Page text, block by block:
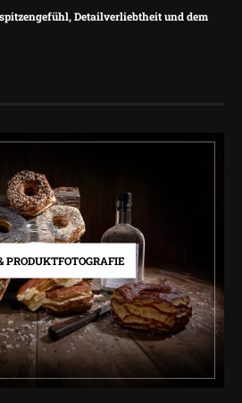
Detailverliebtheit und dem
PRODUKTFOTOGRAFIE